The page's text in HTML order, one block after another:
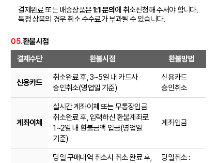
결제완료 또는 배송상품은1:1 문의에 취소신청해 주셔야 합니다.
특정 상품의 경우 취소 수수료가 부과될 수 있습니다.
05.환불시점
결제수단
환불시점 환불방법
신용카드
취소완료 후, 3~5일 내 카드사
승인취소(영업일 기준)
신용카드
승인취소
계좌이체
실시간 계좌이체 또는 무통장입금
취소완료 후, 입력하신 환불계좌로
1~2일 내 환불금액 입금(영업일
기준)
계좌입금
당일 구매내역 취소시 취소 완료 후,
당일취소 :